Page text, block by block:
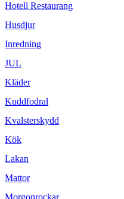
Hotell Restaurang
Husdjur
Inredning
JUL
Kläder
Kuddfodral
Kvalsterskydd
Kök
Lakan
Mattor
Morgonrockar